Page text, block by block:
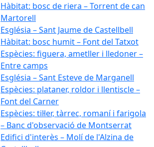
Hàbitat: bosc de riera – Torrent de can
Martorell
Església – Sant Jaume de Castellbell
Hàbitat: bosc humit – Font del Tatxot
Espècies: figuera, ametller i lledoner –
Entre camps
Església – Sant Esteve de Marganell
Espècies: plataner, roldor i llentiscle –
Font del Carner
Espècies: til·ler, tàrrec, romaní i farigola
– Banc d'observació de Montserrat
Edifici d'interès – Molí de l'Alzina de